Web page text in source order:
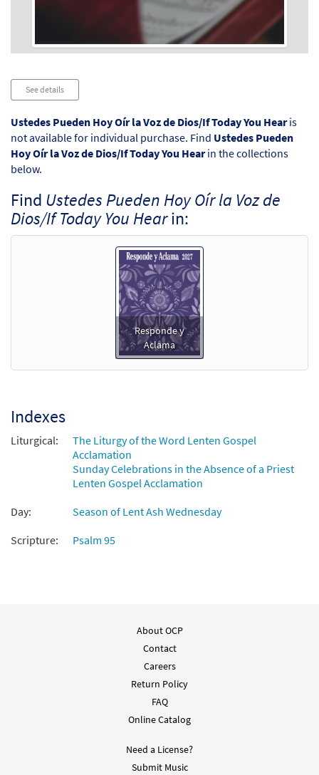
See details
Ustedes Pueden Hoy Oír la Voz de Dios/If Today You Hearis
not available for individual purchase. Find Ustedes Pueden
Hoy Oír la Voz de Dios/If Today You Hearin the collections
below.
Find Ustedes Pueden Hoy Oír la Voz de
Dios/If Today You Hearin:
Responde y
Aclama
Indexes
Liturgical:
The Liturgy of the Word Lenten Gospel
Acclamation
Sunday Celebrations in the Absence of a Priest
Lenten Gospel Acclamation
Day:
Season of Lent Ash Wednesday
Scripture:
Psalm 95
About OCP
Contact
Careers
Return Policy
FAQ
Online Catalog
Need a License?
Submit Music